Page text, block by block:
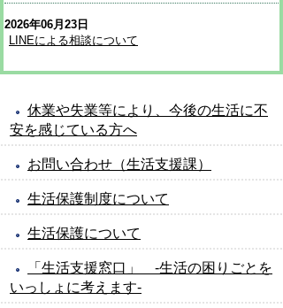
2026年06月23日
LINEによる相談について
休業や失業等により、今後の生活に不
安を感じている方へ
お問い合わせ（生活支援課）
生活保護制度について
生活保護について
「生活支援窓口」 -生活の困りごとを
いっしょに考えます-